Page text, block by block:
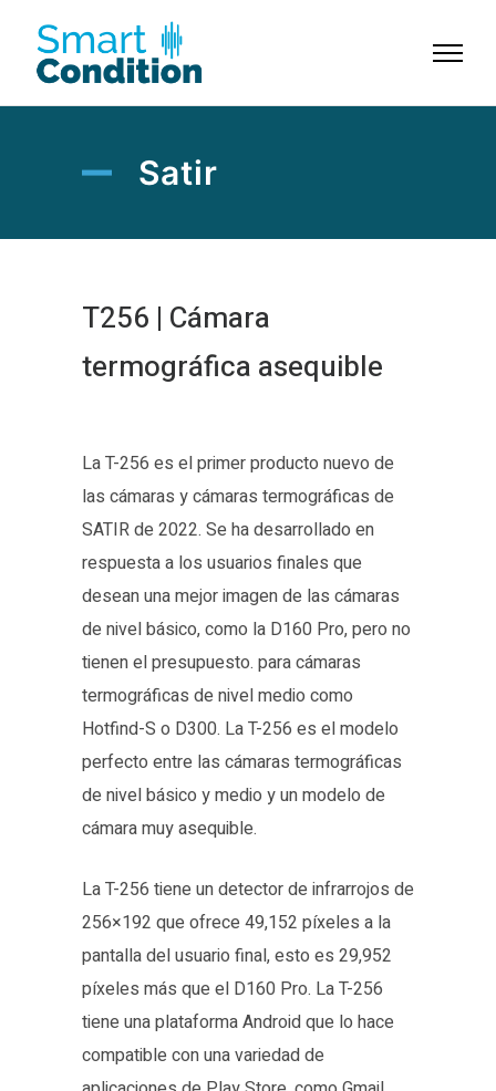
Satir
T256 | Cámara
termográfica asequible
La T-256 es el primer producto nuevo de
las cámaras y cámaras termográficas de
SATIR de 2022. Se ha desarrollado en
respuesta a los usuarios finales que
desean una mejor imagen de las cámaras
de nivel básico, como la D160 Pro, pero no
tienen el presupuesto. para cámaras
termográficas de nivel medio como
Hotfind-S o D300. La T-256 es el modelo
perfecto entre las cámaras termográficas
de nivel básico y medio y un modelo de
cámara muy asequible.
La T-256 tiene un detector de infrarrojos de
256×192 que ofrece 49,152 píxeles a la
pantalla del usuario final, esto es 29,952
píxeles más que el D160 Pro. La T-256
tiene una plataforma Android que lo hace
compatible con una variedad de